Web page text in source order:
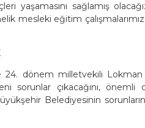
yaşamasını sağlamış
mesleki eğitim
24. dönem milletvekili
çıkacağını, önemli
Belediyesinin